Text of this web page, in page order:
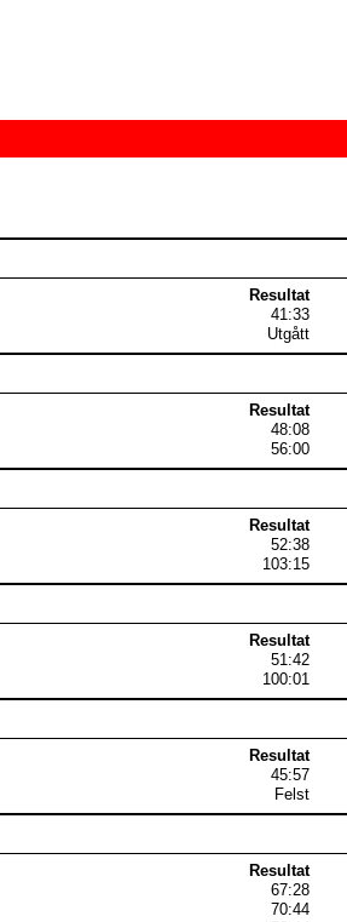
Resultat
41:33
Utgått
Resultat
48:08
56:00
Resultat
52:38
103:15
Resultat
51:42
100:01
Resultat
45:57
Felst
Resultat
67:28
70:44